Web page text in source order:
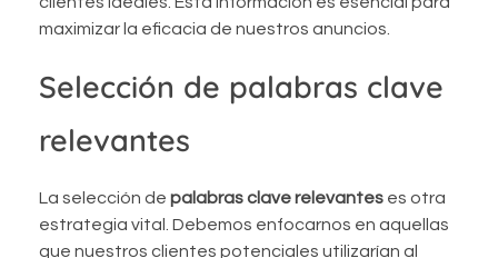
maximizar la eficacia de nuestros anuncios.
Selección de palabras clave
relevantes
La selección de palabras clave relevantes es otra
estrategia vital. Debemos enfocarnos en aquellas
que nuestros clientes potenciales utilizarían al